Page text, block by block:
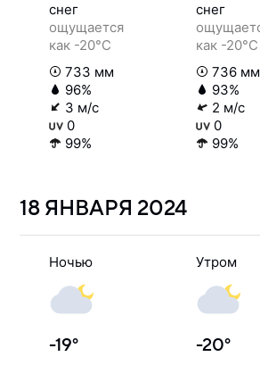
снег
ощущается
как -20°C
733 мм
96%
3 м/с
0
99%
снег
как -20°C
736 мм
93%
2 м/с
0
99%
18 ЯНВАРЯ 2024
Ночью
-19°
Утром
-20°